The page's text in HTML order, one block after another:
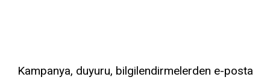
Kampanya, duyuru, bilgilendirmelerden e-posta